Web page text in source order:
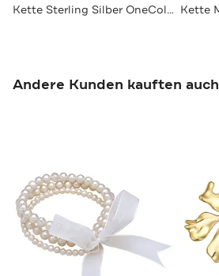
Kette Sterling Silber OneColor
Andere Kunden kauften auch